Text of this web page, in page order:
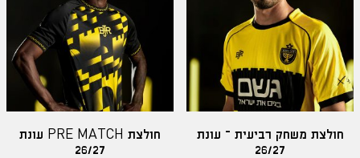
חולצת משחק רביעית – עונת
26/27
חולצת PRE MATCH עונת
26/27